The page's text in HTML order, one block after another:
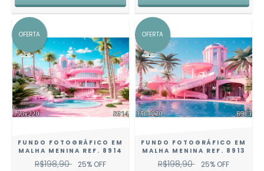
OFERTA
FUNDO FOTOGRÁFICO EM
MALHA MENINA REF. 8914
R$198,90 25% OFF
OFERTA
FUNDO FOTOGRÁFICO EM
MALHA MENINA REF. 8913
R$198,90 25% OFF